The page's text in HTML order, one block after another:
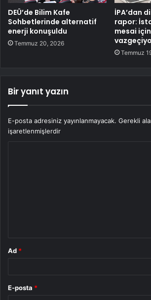
DEÜ’de Bilim Kafe
Sohbetlerinde alternatif
enerji konuşuldu
Temmuz 20, 2026
İPA’dan
rapor:
mesai
Temmuz
Bir yanıt yazın
E-posta adresiniz yayınlanmayacak. Gerekli
işaretlenmişlerdir
Ad *
E-posta *